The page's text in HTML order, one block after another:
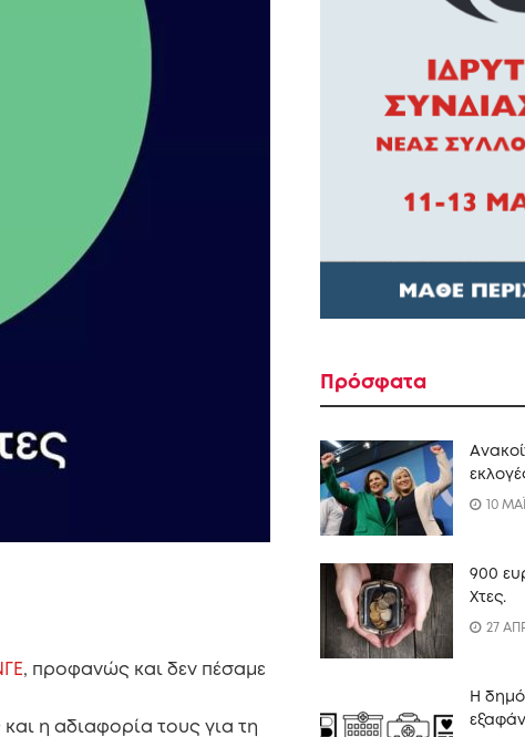
, προφανώς και δεν πέσαμε
η αδιαφορία τους για τη
Πρόσφατα
10
900
Xτες.
27
Η